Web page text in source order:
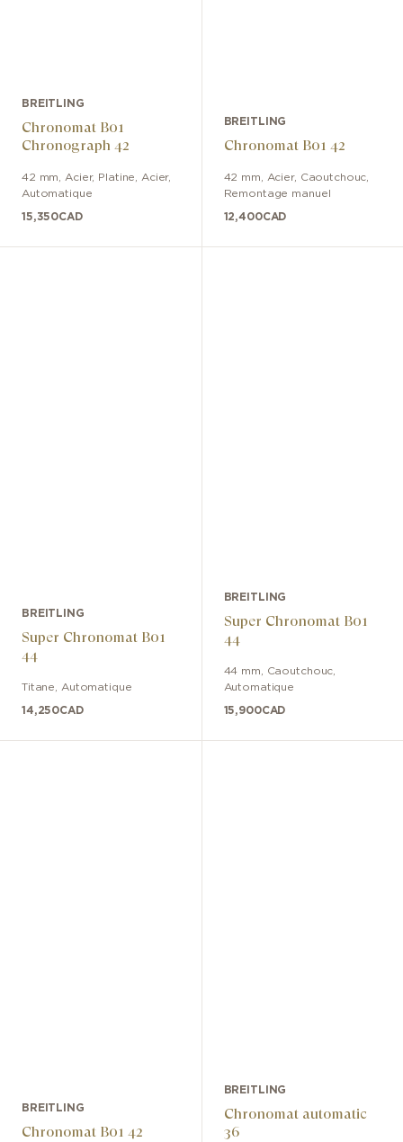
BREITLING
Chronomat B01
Chronograph 42
42 mm Acier, Platine Acier,
Automatique
15,350CAD
BREITLING
Chronomat B01 42
42 mm Acier, Caoutchouc
Remontage manuel
12,400CAD
BREITLING
Super Chronomat B01
44
Titane Automatique
14,250CAD
BREITLING
Super Chronomat B01
44
44 mm Caoutchouc
Automatique
15,900CAD
BREITLING
Chronomat B01 42
BREITLING
Chronomat automatic
36